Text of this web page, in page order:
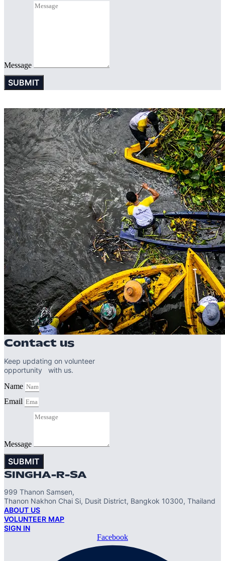
Message
SUBMIT
Contact us
Keep updating on volunteer
opportunity with us.
Name
Email
Message
SUBMIT
SINGHA-R-SA
999 Thanon Samsen,
Thanon Nakhon Chai Si, Dusit District, Bangkok 10300, Thailand
ABOUT US
VOLUNTEER MAP
SIGN IN
Facebook